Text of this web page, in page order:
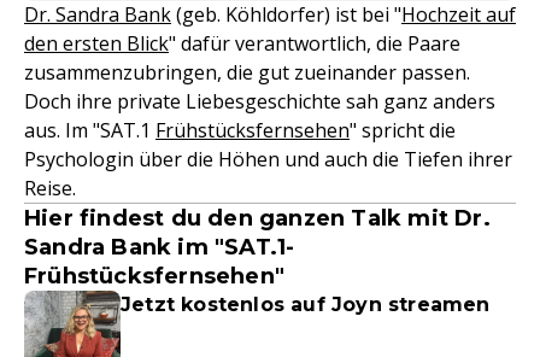
Dr. Sandra Bank(geb. Köhldorfer) ist bei "Hochzeit auf
den ersten Blick" dafür verantwortlich, die Paare
zusammenzubringen, die gut zueinander passen.
Doch ihre private Liebesgeschichte sah ganz anders
aus. Im "SAT.1 Frühstücksfernsehen" spricht die
Psychologin über die Höhen und auch die Tiefen ihrer
Reise.
Hier findest du den ganzen Talk mit Dr.
Sandra Bank im "SAT.1-
Frühstücksfernsehen"
Jetzt kostenlos auf Joyn streamen